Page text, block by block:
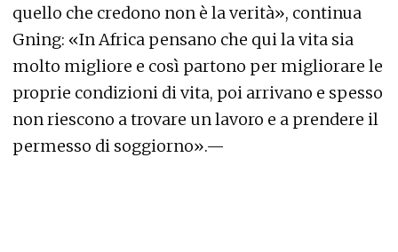
quello che credono non è la verità», continua
Gning: «In Africa pensano che qui la vita sia
molto migliore e così partono per migliorare le
proprie condizioni di vita, poi arrivano e spesso
non riescono a trovare un lavoro e a prendere il
permesso di soggiorno».—